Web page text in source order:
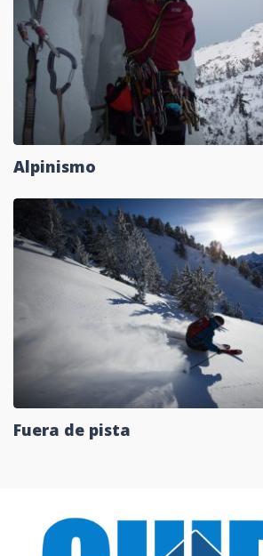
Alpinismo
Fuera de pista